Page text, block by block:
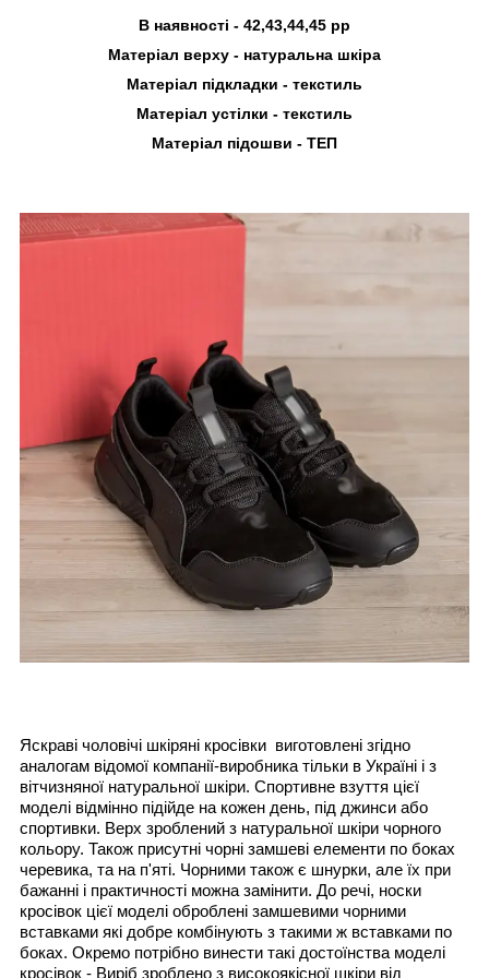
В наявності - 42,43,44,45 рр
Матеріал верху - натуральна шкіра
Матеріал підкладки - текстиль
Матеріал устілки - текстиль
Матеріал підошви - ТЕП
Яскраві чоловічі шкіряні кросівки виготовлені згідно
аналогам відомої компанії-виробника тільки в Україні і з
вітчизняної натуральної шкіри. Спортивне взуття цієї
моделі відмінно підійде на кожен день, під джинси або
спортивки. Верх зроблений з натуральної шкіри чорного
кольору. Також присутні чорні замшеві елементи по боках
черевика, та на п'яті. Чорними також є шнурки, але їх при
бажанні і практичності можна замінити. До речі, носки
кросівок цієї моделі оброблені замшевими чорними
вставками які добре комбінують з такими ж вставками по
боках. Окремо потрібно винести такі достоїнства моделі
кросівок - Виріб зроблено з високоякісної шкіри від